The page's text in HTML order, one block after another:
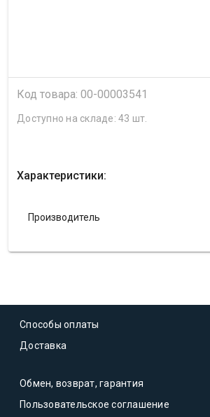
Код товара: 00-00003541
Доступно на складе: 43 шт.
Характеристики:
Производитель
Способы оплаты
Доставка
Обмен, возврат, гарантия
Пользовательское соглашение